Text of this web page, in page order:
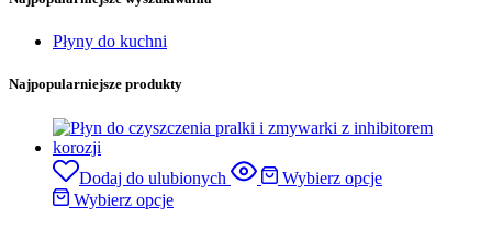
Płyny do kuchni
Najpopularniejsze produkty
Dodaj do ulubionych
Wybierz opcje
Wybierz opcje